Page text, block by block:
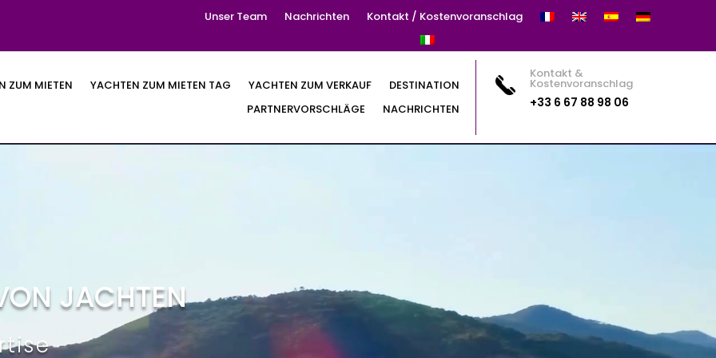
Unser Team Nachrichten Kontakt / Kostenvoranschlag
ZUM MIETEN YACHTEN ZUM MIETEN TAG YACHTEN ZUM VERKAUF
DESTINATION
PARTNERVORSCHLÄGE
NACHRICHTEN
Kontakt &
Kostenvoranschlag
+33 6 67 88 98 06
JACHTEN